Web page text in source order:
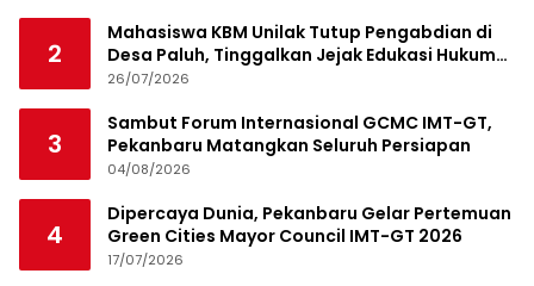
2
Mahasiswa KBM Unilak Tutup Pengabdian di
Desa Paluh, Tinggalkan Jejak Edukasi Hukum
dan Aksi Sosial
26/07/2026
3
Sambut Forum Internasional GCMC IMT-GT,
Pekanbaru Matangkan Seluruh Persiapan
04/08/2026
4
Dipercaya Dunia, Pekanbaru Gelar Pertemuan
Green Cities Mayor Council IMT-GT 2026
17/07/2026